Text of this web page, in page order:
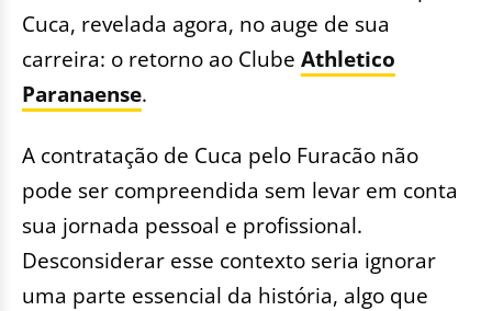
Cuca, revelada agora, no auge de sua
carreira: o retorno ao Clube Athletico
Paranaense.
A contratação de Cuca pelo Furacão não
pode ser compreendida sem levar em conta
sua jornada pessoal e profissional.
Desconsiderar esse contexto seria ignorar
uma parte essencial da história, algo que